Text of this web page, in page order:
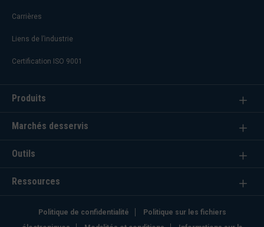
Carrières
Liens de l’industrie
Certification ISO 9001
Produits
Marchés desservis
Outils
Ressources
Politique de confidentialité
Politique sur les fichiers